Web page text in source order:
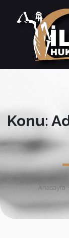
Konu:
Anasayfa